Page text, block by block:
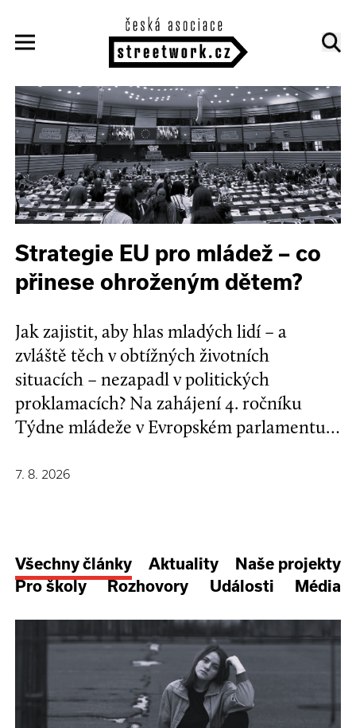
Strategie EU pro mládež – co
přinese ohroženým dětem?
Jak zajistit, aby hlas mladých lidí – a
zvláště těch v obtížných životních
situacích – nezapadl v politických
proklamacích? Na zahájení 4. ročníku
Týdne mládeže v Evropském parlamentu v
stakeholdeři zapojili do formulování nové
7. 8. 2026
Všechny články Aktuality
Naše projekty
Pro školy
Rozhovory Události Média